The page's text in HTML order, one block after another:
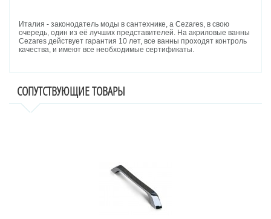
Италия - законодатель моды в сантехнике, а Cezares, в свою
очередь, один из её лучших представителей. На акриловые ванны
Cezares действует гарантия 10 лет, все ванны проходят контроль
качества, и имеют все необходимые сертификаты.
СОПУТСТВУЮЩИЕ ТОВАРЫ